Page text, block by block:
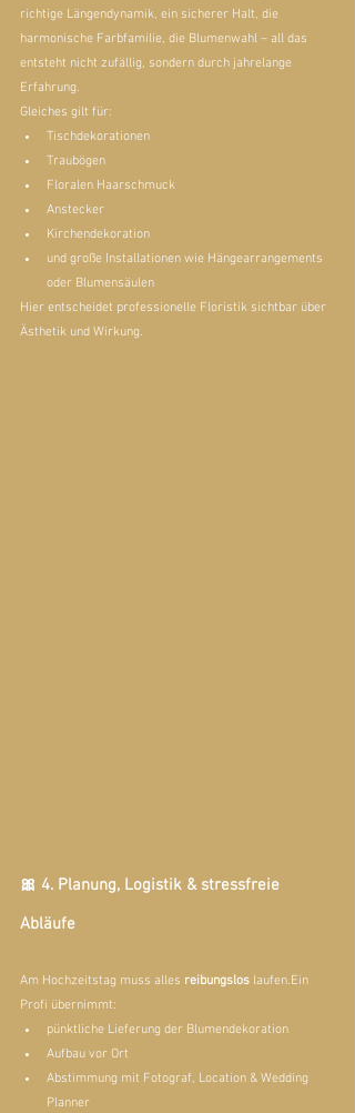
richtige Längendynamik, ein sicherer Halt, die
harmonische Farbfamilie, die Blumenwahl – all das
entsteht nicht zufällig, sondern durch jahrelange
Erfahrung.
Gleiches gilt für:
Tischdekorationen
Traubögen
Floralen Haarschmuck
Anstecker
Kirchendekoration
und große Installationen wie Hängearrangements
oder Blumensäulen
Hier entscheidet professionelle Floristik sichtbar über
Ästhetik und Wirkung.
🎀 4. Planung, Logistik & stressfreie
Abläufe
Am Hochzeitstag muss alles reibungslos laufen.Ein
Profi übernimmt:
pünktliche Lieferung der Blumendekoration
Aufbau vor Ort
Abstimmung mit Fotograf, Location & Wedding
Planner